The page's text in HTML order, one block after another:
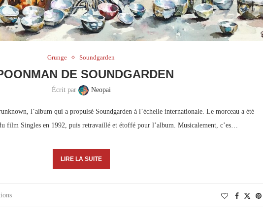
Grunge Soundgarden
DE SOUNDGARDEN
Écrit par Neopai
l’album qui a propulsé Soundgarden à l’échelle internationale. Le morceau a été
film Singles en 1992, puis retravaillé et étoffé pour l’album. Musicalement, c’es…
LIRE LA SUITE